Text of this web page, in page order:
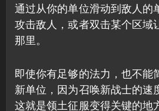
通过从你的单位滑动到敌人的
攻击敌人，或者双击某个区域
那里。
即使你有足够的法力，也不能
新单位，因为召唤新战士的速
这就是领土征服变得关键的地